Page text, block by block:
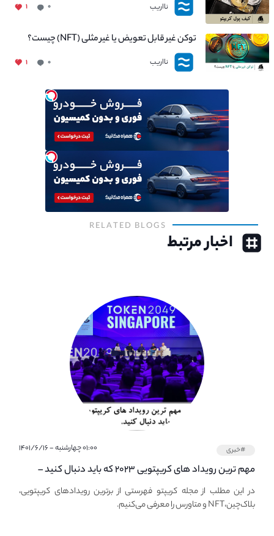
نااریب ۰ ۱
توکن غیر قابل تعویض یا غیر مثلی (NFT) چیست؟
نااریب ۰ ۱
RELATED BLOGS
اخبار مرتبط
#خبری ۰۱:۰۰ چهارشنبه - ۱۴۰۱/۶/۱۶
مهم ترین رویداد های کریپتویی ۲۰۲۳ که باید دنبال کنید –
معرفی بهترین رویداد های جهانی
در این مطلب از مجله کریپتو فهرستی از برترین رویدادهای کریپتویی،
بلاک‌چین،NFT و متاورس را معرفی می‌کنیم.